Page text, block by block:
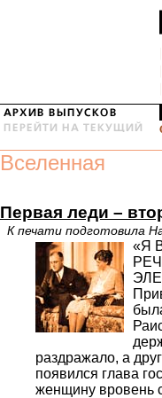
Вселенная
Первая леди –
К печати подготовила
«Я
раздражало, а
появился глава
женщину вровень